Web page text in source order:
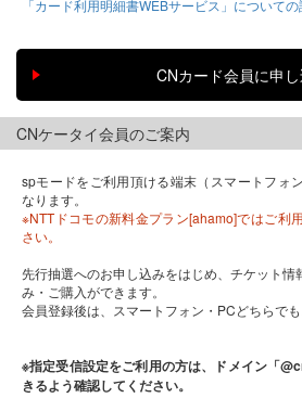
「カード利用明細書WEBサービス」について
CNケータイ会員のご案内
spモードをご利用頂ける端末（スマートフォ
なります。
※NTTドコモの新料金プラン[ahamo]ではご利
さい。
先行抽選へのお申し込みをはじめ、チケット
み・ご購入ができます。
会員登録後は、スマートフォン・PCどちらでも
※指定受信設定をご利用の方は、ドメイン「
きるよう確認してください。